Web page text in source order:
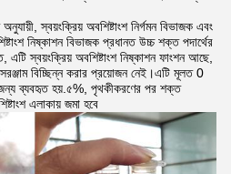
স্বয়ংক্রিয় অবশিষ্টাংশ নির্গমন বিভাজক এবং
নিষ্কাশন বিভাজক প্রধানত উচ্চ শক্ত পদার্থের
স্বয়ংক্রিয় অবশিষ্টাংশ নিষ্কাশন ফাংশন আছে,
বিচ্ছিন্ন করার প্রয়োজন নেই।এটি মূলত 0
জন্য ব্যবহৃত হয়.৫%, পৃথকীকরণের পর শক্ত
এলাকায় জমা হবে